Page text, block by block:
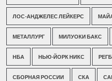
ЛОС-АНДЖЕЛЕС ЛЕЙКЕРС
МЕТАЛЛУРГ МИЛУОКИ БАКС
НБА НЬЮ-ЙОРК НИКС
СБОРНАЯ РОССИИ СКА